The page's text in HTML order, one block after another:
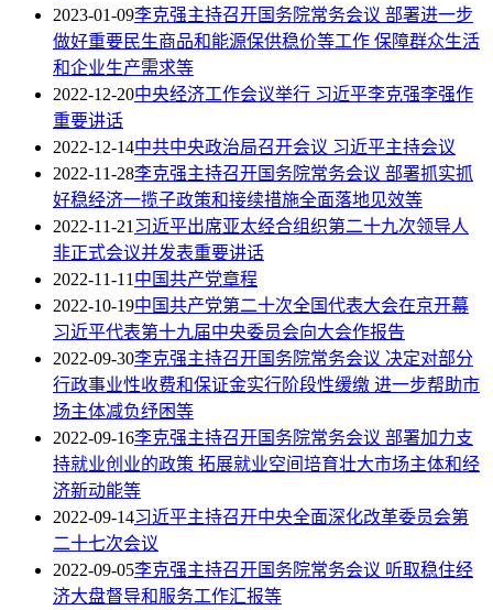
2023-01-09李克强主持召开国务院常务会议 部署进一步
做好重要民生商品和能源保供稳价等工作 保障群众生活
和企业生产需求等
2022-12-20中央经济工作会议举行 习近平李克强李强作
重要讲话
2022-12-14中共中央政治局召开会议 习近平主持会议
2022-11-28李克强主持召开国务院常务会议 部署抓实抓
好稳经济一揽子政策和接续措施全面落地见效等
2022-11-21习近平出席亚太经合组织第二十九次领导人
非正式会议并发表重要讲话
2022-11-11中国共产党章程
2022-10-19中国共产党第二十次全国代表大会在京开幕
习近平代表第十九届中央委员会向大会作报告
2022-09-30李克强主持召开国务院常务会议 决定对部分
行政事业性收费和保证金实行阶段性缓缴 进一步帮助市
场主体减负纾困等
2022-09-16李克强主持召开国务院常务会议 部署加力支
持就业创业的政策 拓展就业空间培育壮大市场主体和经
济新动能等
2022-09-14习近平主持召开中央全面深化改革委员会第
二十七次会议
2022-09-05李克强主持召开国务院常务会议 听取稳住经
济大盘督导和服务工作汇报等